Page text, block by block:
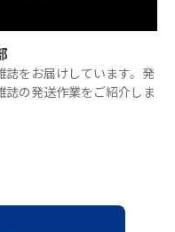
誌をお届けしています。発
の発送作業をご紹介しま